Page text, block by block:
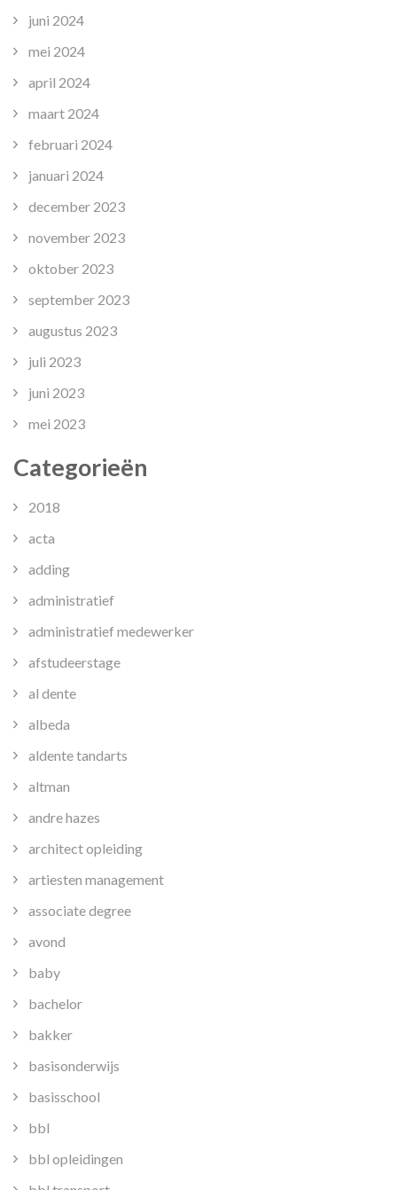
juni 2024
mei 2024
april 2024
maart 2024
februari 2024
januari 2024
december 2023
november 2023
oktober 2023
september 2023
augustus 2023
juli 2023
juni 2023
mei 2023
Categorieën
2018
acta
adding
administratief
administratief medewerker
afstudeerstage
al dente
albeda
aldente tandarts
altman
andre hazes
architect opleiding
artiesten management
associate degree
avond
baby
bachelor
bakker
basisonderwijs
basisschool
bbl
bbl opleidingen